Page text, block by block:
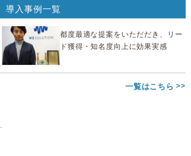
導入事例一覧
都度最適な提案をいただだき、リー
ド獲得・知名度向上に効果実感
一覧はこちら